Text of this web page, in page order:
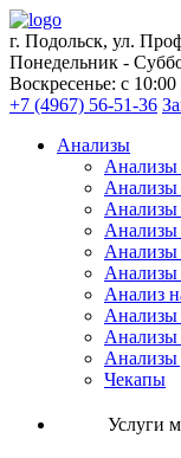
г. Подольск, ул.
Понедельник -
Воскресенье: с
+7 (4967) 56-51-36
Анализы
Анализы
Анализы
Анализы
Анализы
Анализы
Анализ
Анализы
Анализы
Чекапы
Услуги